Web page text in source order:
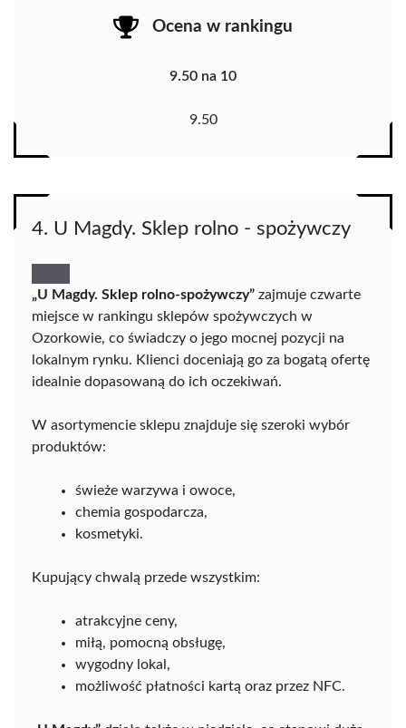
Ocena w rankingu
9.50 na 10
9.50
4. U Magdy. Sklep rolno - spożywczy
„U Magdy. Sklep rolno-spożywczy” zajmuje czwarte
miejsce w rankingu sklepów spożywczych w
Ozorkowie, co świadczy o jego mocnej pozycji na
lokalnym rynku. Klienci doceniają go za bogatą ofertę
idealnie dopasowaną do ich oczekiwań.
W asortymencie sklepu znajduje się szeroki wybór
produktów:
świeże warzywa i owoce,
chemia gospodarcza,
kosmetyki.
Kupujący chwalą przede wszystkim:
atrakcyjne ceny,
miłą, pomocną obsługę,
wygodny lokal,
możliwość płatności kartą oraz przez NFC.